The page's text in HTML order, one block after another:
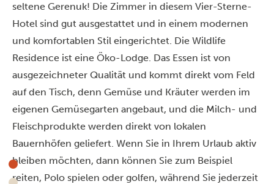
seltene Gerenuk! Die Zimmer in diesem Vier-Sterne-
Hotel sind gut ausgestattet und in einem modernen
und komfortablen Stil eingerichtet. Die Wildlife
Residence ist eine Öko-Lodge. Das Essen ist von
ausgezeichneter Qualität und kommt direkt vom Feld
auf den Tisch, denn Gemüse und Kräuter werden im
eigenen Gemüsegarten angebaut, und die Milch- und
Fleischprodukte werden direkt von lokalen
Bauernhöfen geliefert. Wenn Sie in Ihrem Urlaub aktiv
bleiben möchten, dann können Sie zum Beispiel
reiten, Polo spielen oder golfen, während Sie jederzeit